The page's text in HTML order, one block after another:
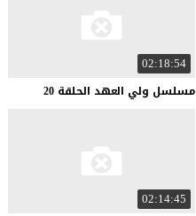
02:18:54
مسلسل ولي العهد الحلقة 20
02:14:45